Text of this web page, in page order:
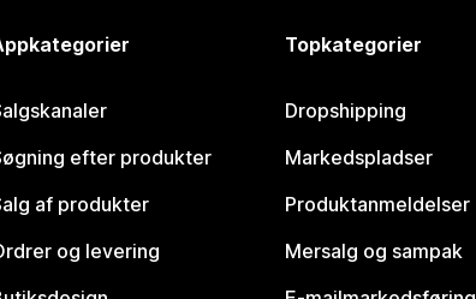
efter produkter
af produkter
og levering
Topkategorier
Dropshipping
Markedspladser
Produktanmeldelser
Mersalg og sampak